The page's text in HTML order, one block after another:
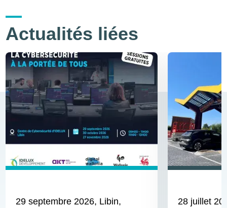
Actualités liées
29 septembre 2026, Libin,
28 juillet